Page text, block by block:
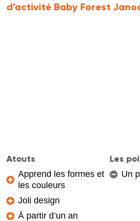
d’activité Baby Forest
Atouts
Apprend les formes et
les couleurs
Joli design
À partir d’un an
Les
Un